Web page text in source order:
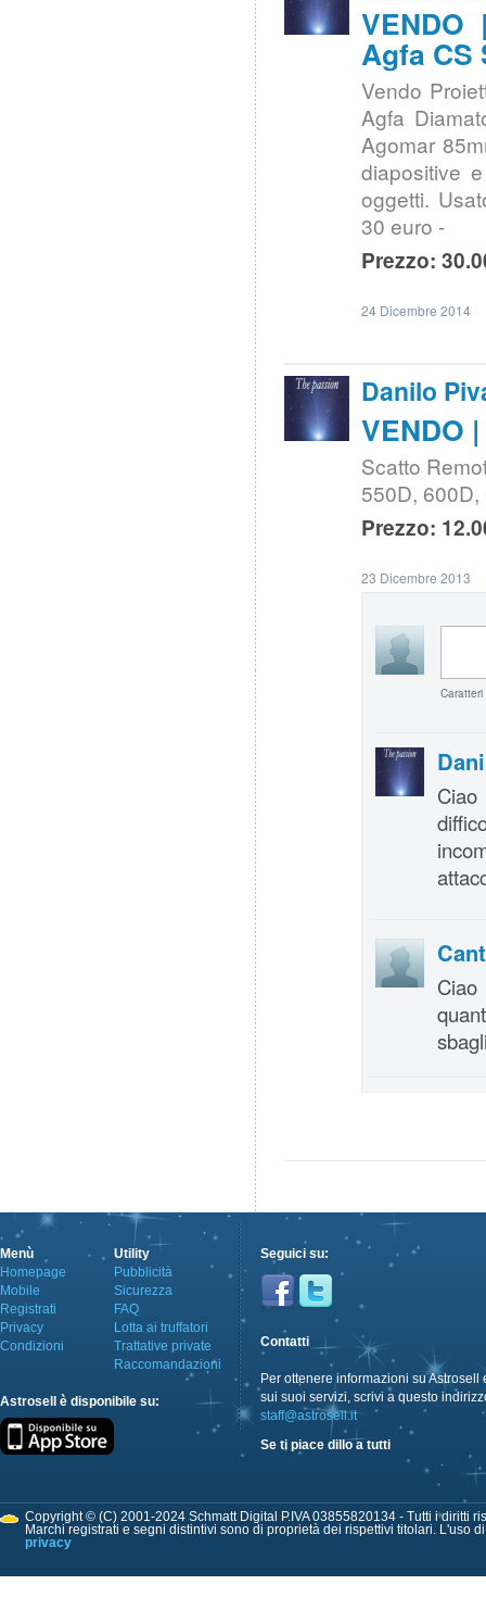
Agfa CS
Vendo
Agfa
Agomar
diapositive
oggetti.
30 euro -
Prezzo:
24 Dicembre 2014
Danilo
VENDO
Scatto
550D,
Prezzo:
23 Dicembre 2013
Menù
Homepage
Mobile
Registrati
Privacy
Condizioni
Utility
Pubblicità
Sicurezza
FAQ
Lotta ai truffatori
Trattative private
Raccomandazioni
Astrosell è disponibile su:
Seguici su:
Contatti
Per ottenere informazioni su Astrosell
sui suoi servizi, scrivi a questo
staff@astrosell.it
Se ti piace dillo a tutti
Copyright © (C) 2001-2024 Schmatt Digital P.IVA 03855820134 - Tutti i diritti
Marchi registrati e segni distintivi sono di proprietà dei rispettivi titolari. L'uso
privacy